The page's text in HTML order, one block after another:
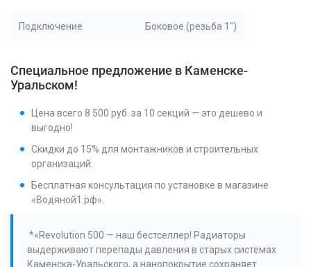
Подключение Боковое (резьба 1")
Специальное предложение в Каменске-
Уральском!
Цена всего 8 500 руб. за 10 секций — это дешево и
выгодно!
Скидки до 15% для монтажников и строительных
организаций.
Бесплатная консультация по установке в магазине
«Водяной1.рф».
*«Revolution 500 — наш бестселлер! Радиаторы
выдерживают перепады давления в старых системах
Каменска-Уральского, а нанопокрытие сохраняет